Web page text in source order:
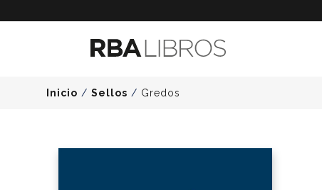
Inicio / Sellos / Gredos